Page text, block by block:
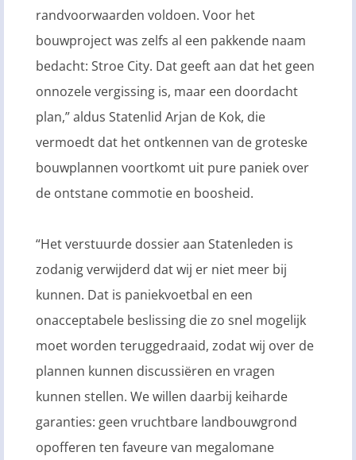
randvoorwaarden voldoen. Voor het
bouwproject was zelfs al een pakkende naam
bedacht: Stroe City. Dat geeft aan dat het geen
onnozele vergissing is, maar een doordacht
plan,” aldus Statenlid Arjan de Kok, die
vermoedt dat het ontkennen van de groteske
bouwplannen voortkomt uit pure paniek over
de ontstane commotie en boosheid.
“Het verstuurde dossier aan Statenleden is
zodanig verwijderd dat wij er niet meer bij
kunnen. Dat is paniekvoetbal en een
onacceptabele beslissing die zo snel mogelijk
moet worden teruggedraaid, zodat wij over de
plannen kunnen discussiëren en vragen
kunnen stellen. We willen daarbij keiharde
garanties: geen vruchtbare landbouwgrond
opofferen ten faveure van megalomane